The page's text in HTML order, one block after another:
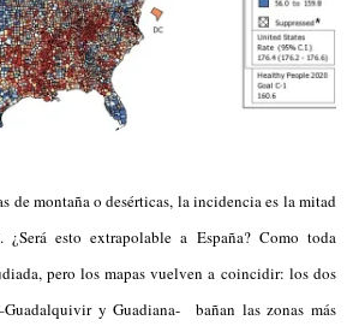
de montaña o desérticas, la incidencia es la mitad
esto extrapolable a España? Como toda
pero los mapas vuelven a coincidir: los dos
y Guadiana- bañan las zonas más